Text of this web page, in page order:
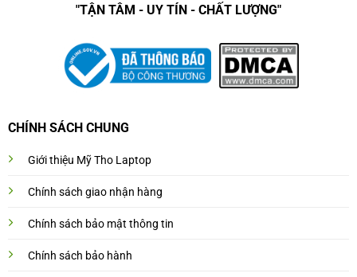
"TẬN TÂM - UY TÍN - CHẤT LƯỢNG"
CHÍNH SÁCH CHUNG
Giới thiệu Mỹ Tho Laptop
Chính sách giao nhận hàng
Chính sách bảo mật thông tin
Chính sách bảo hành